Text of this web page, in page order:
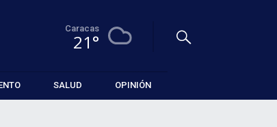
Caracas
21°
SALUD OPINIÓN